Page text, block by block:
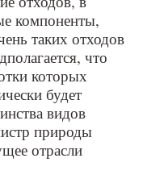
компоненты,
таких отходов
что
которых
будет
видов
природы
отрасли